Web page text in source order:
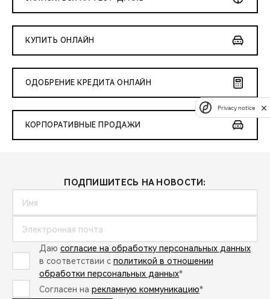
КУПИТЬ ОНЛАЙН
ОДОБРЕНИЕ КРЕДИТА ОНЛАЙН
КОРПОРАТИВНЫЕ ПРОДАЖИ
ПОДПИШИТЕСЬ НА НОВОСТИ:
Даю согласие на обработку персональных данных
в соответствии с политикой в отношении
обработки персональных данных*
Согласен на рекламную коммуникацию*
Privacy notice